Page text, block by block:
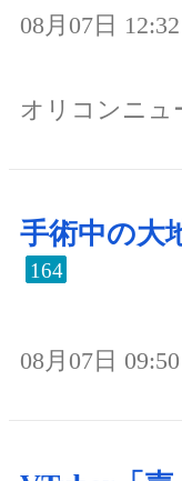
08月07日 12:32
オリコンニュ
手術中の大
164
08月07日 09:50